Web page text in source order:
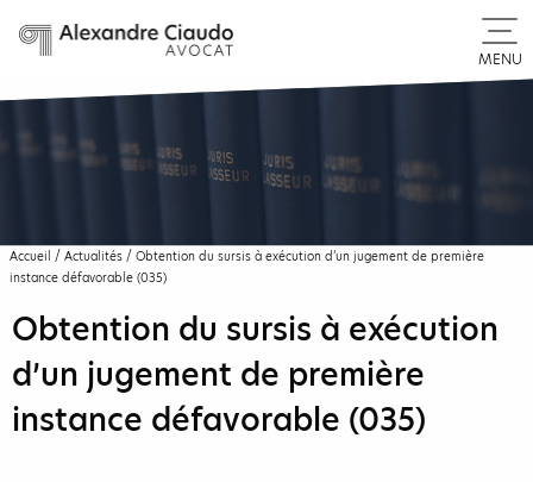
MENU
Accueil / Actualités / Obtention du sursis à exécution d’un jugement de première
instance défavorable (035)
Obtention du sursis à exécution
d’un jugement de première
instance défavorable (035)